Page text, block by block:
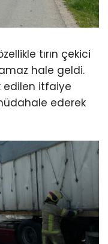
tırın çekici
hale geldi.
edilen itfaiye
ederek